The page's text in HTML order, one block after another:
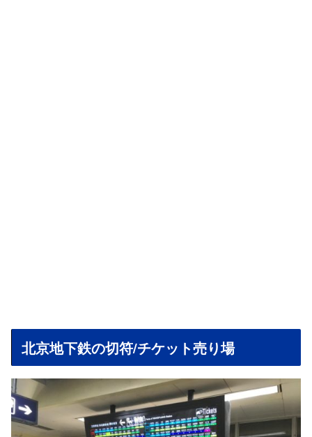
北京地下鉄の切符/チケット売り場